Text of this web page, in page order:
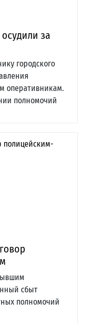
за
городского
оперативникам.
полномочий
сбыт
полномочий